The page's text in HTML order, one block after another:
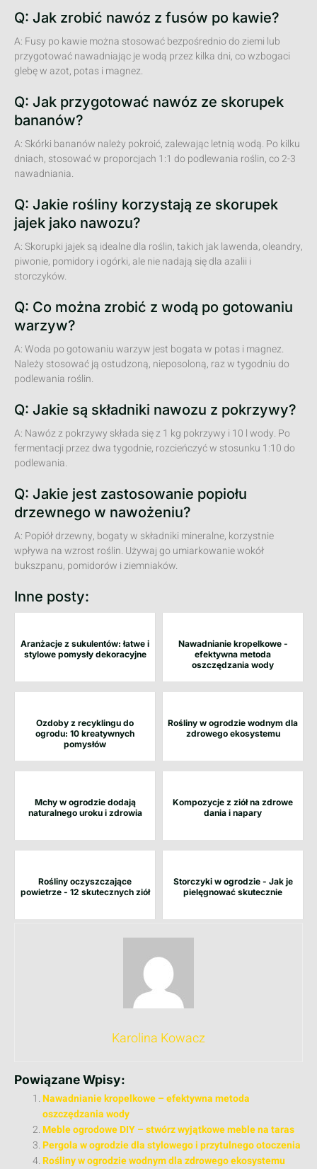
Q: Jak zrobić nawóz z fusów po kawie?
A: Fusy po kawie można stosować bezpośrednio do ziemi lub
przygotować nawadniając je wodą przez kilka dni, co wzbogaci
glebę w azot, potas i magnez.
Q: Jak przygotować nawóz ze skorupek
bananów?
A: Skórki bananów należy pokroić, zalewając letnią wodą. Po kilku
dniach, stosować w proporcjach 1:1 do podlewania roślin, co 2-3
nawadniania.
Q: Jakie rośliny korzystają ze skorupek
jajek jako nawozu?
A: Skorupki jajek są idealne dla roślin, takich jak lawenda, oleandry,
piwonie, pomidory i ogórki, ale nie nadają się dla azalii i
storczyków.
Q: Co można zrobić z wodą po gotowaniu
warzyw?
A: Woda po gotowaniu warzyw jest bogata w potas i magnez.
Należy stosować ją ostudzoną, nieposoloną, raz w tygodniu do
podlewania roślin.
Q: Jakie są składniki nawozu z pokrzywy?
A: Nawóz z pokrzywy składa się z 1 kg pokrzywy i 10 l wody. Po
fermentacji przez dwa tygodnie, rozcieńczyć w stosunku 1:10 do
podlewania.
Q: Jakie jest zastosowanie popiołu
drzewnego w nawożeniu?
A: Popiół drzewny, bogaty w składniki mineralne, korzystnie
wpływa na wzrost roślin. Używaj go umiarkowanie wokół
bukszpanu, pomidorów i ziemniaków.
Inne posty:
Aranżacje z sukulentów: łatwe i
stylowe pomysły dekoracyjne
Nawadnianie kropelkowe -
efektywna metoda
oszczędzania wody
Ozdoby z recyklingu do
ogrodu: 10 kreatywnych
pomysłów
Rośliny w ogrodzie wodnym dla
zdrowego ekosystemu
Mchy w ogrodzie dodają
naturalnego uroku i zdrowia
Kompozycje z ziół na zdrowe
dania i napary
Rośliny oczyszczające
powietrze - 12 skutecznych ziół
Storczyki w ogrodzie - Jak je
pielęgnować skutecznie
Karolina Kowacz
Powiązane Wpisy:
Nawadnianie kropelkowe – efektywna metoda
oszczędzania wody
Meble ogrodowe DIY – stwórz wyjątkowe meble na taras
Pergola w ogrodzie dla stylowego i przytulnego otoczenia
Rośliny w ogrodzie wodnym dla zdrowego ekosystemu